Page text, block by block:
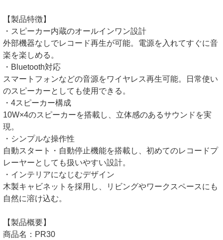
【製品特徴】
・スピーカー内蔵のオールインワン設計
外部機器なしでレコード再生が可能。電源を入れてすぐに音
楽を楽しめる。
・Bluetooth対応
スマートフォンなどの音源をワイヤレス再生可能。日常使い
のスピーカーとしても使用できる。
・4スピーカー構成
10W×4のスピーカーを搭載し、立体感のあるサウンドを実
現。
・シンプルな操作性
自動スタート・自動停止機能を搭載し、初めてのレコードプ
レーヤーとしても扱いやすい設計。
・インテリアになじむデザイン
木製キャビネットを採用し、リビングやワークスペースにも
自然に溶け込む。
【製品概要】
商品名：PR30